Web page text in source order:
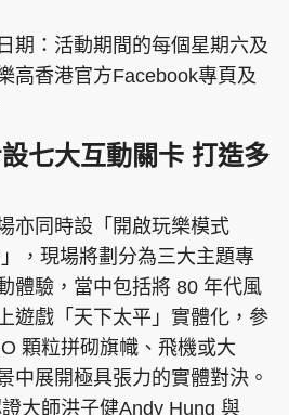
期：活動期間的每個星期六及
高香港官方Facebook專頁及
七大互動關卡 打造多
亦同時設「開啟玩樂模式
，現場將劃分為三大主題專
體驗，當中包括將 80 年代風
遊戲「天下太平」實體化，參
顆粒拼砌旗幟、飛機或大
中展開極具張力的實體對決。
大師洪子健Andy Hung 與